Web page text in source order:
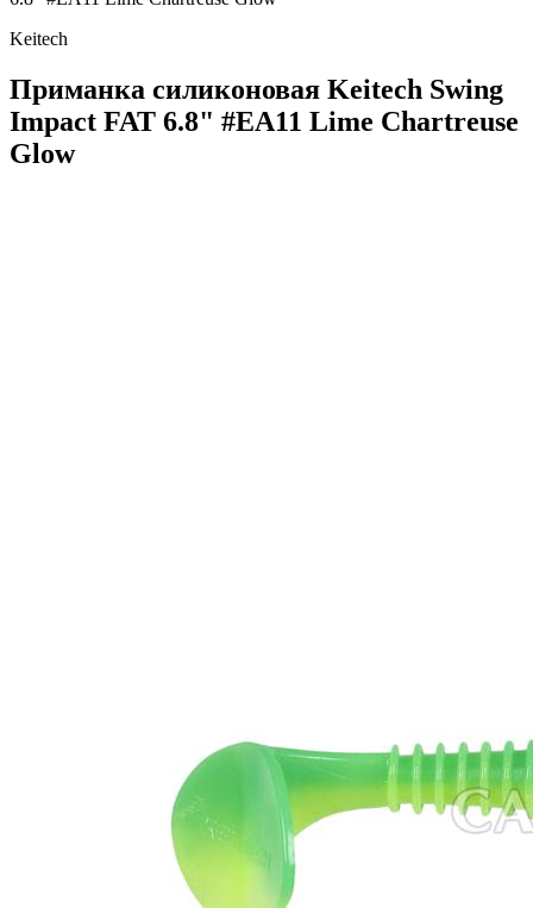
Keitech
Приманка силиконовая Keitech Swing
Impact FAT 6.8" #EA11 Lime Chartreuse
Glow